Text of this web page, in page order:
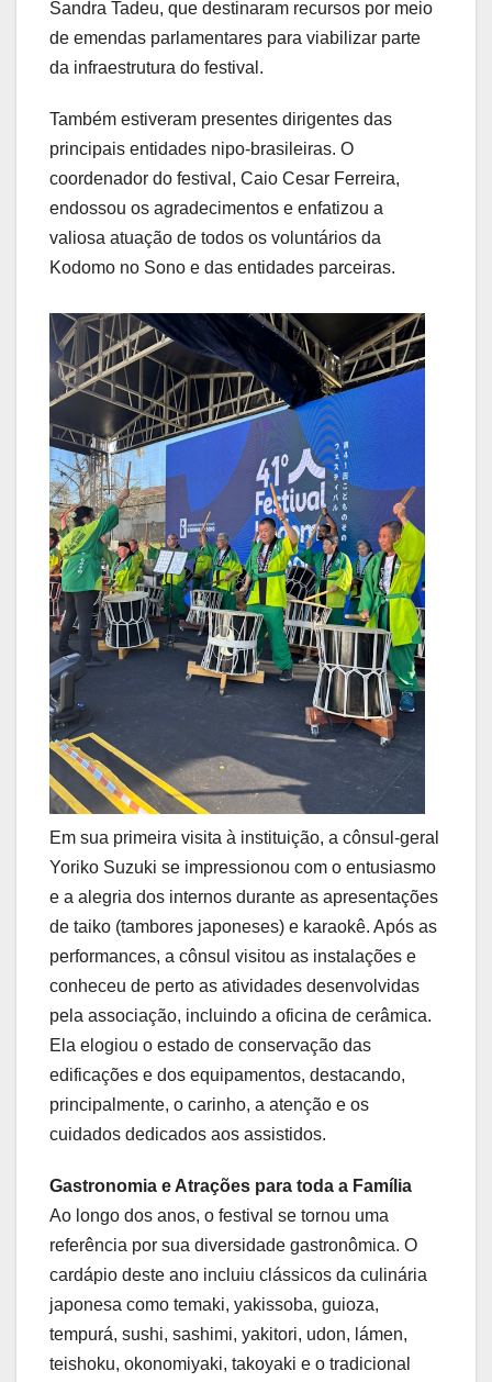
Sandra Tadeu, que destinaram recursos por meio
de emendas parlamentares para viabilizar parte
da infraestrutura do festival.
Também estiveram presentes dirigentes das
principais entidades nipo-brasileiras. O
coordenador do festival, Caio Cesar Ferreira,
endossou os agradecimentos e enfatizou a
valiosa atuação de todos os voluntários da
Kodomo no Sono e das entidades parceiras.
Em sua primeira visita à instituição, a cônsul-geral
Yoriko Suzuki se impressionou com o entusiasmo
e a alegria dos internos durante as apresentações
de taiko (tambores japoneses) e karaokê. Após as
performances, a cônsul visitou as instalações e
conheceu de perto as atividades desenvolvidas
pela associação, incluindo a oficina de cerâmica.
Ela elogiou o estado de conservação das
edificações e dos equipamentos, destacando,
principalmente, o carinho, a atenção e os
cuidados dedicados aos assistidos.
Gastronomia e Atrações para toda a Família
Ao longo dos anos, o festival se tornou uma
referência por sua diversidade gastronômica. O
cardápio deste ano incluiu clássicos da culinária
japonesa como temaki, yakissoba, guioza,
tempurá, sushi, sashimi, yakitori, udon, lámen,
teishoku, okonomiyaki, takoyaki e o tradicional